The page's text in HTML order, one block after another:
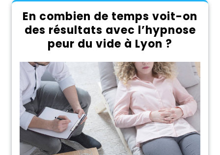
En combien de temps voit-on
des résultats avec l’hypnose
peur du vide à Lyon ?